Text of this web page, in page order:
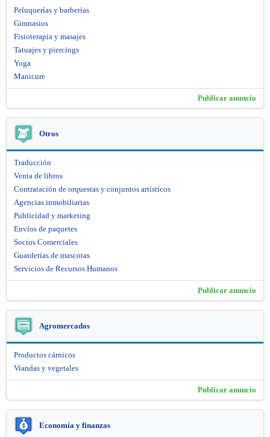
Peluquerías y barberías
Gimnasios
Fisioterapia y masajes
Tatuajes y piercings
Yoga
Manicure
Publicar anuncio
Otros
Traducción
Venta de libros
Contratación de orquestas y conjuntos artísticos
Agencias inmobiliarias
Publicidad y marketing
Envíos de paquetes
Socios Comerciales
Guarderías de mascotas
Servicios de Recursos Humanos
Publicar anuncio
Agromercados
Productos cárnicos
Viandas y vegetales
Publicar anuncio
Economía y finanzas